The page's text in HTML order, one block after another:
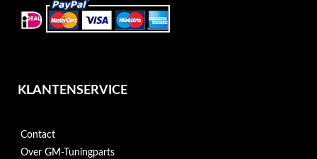
KLANTENSERVICE
Contact
Over GM-Tuningparts